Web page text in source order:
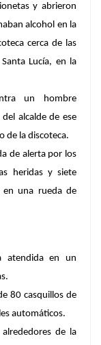
y abrieron
alcohol en la
cerca de las
Lucía, en la
un hombre
alcalde de ese
de la discoteca.
de alerta por los
heridas y siete
en una rueda de
atendida en un
80 casquillos de
automáticos.
de la